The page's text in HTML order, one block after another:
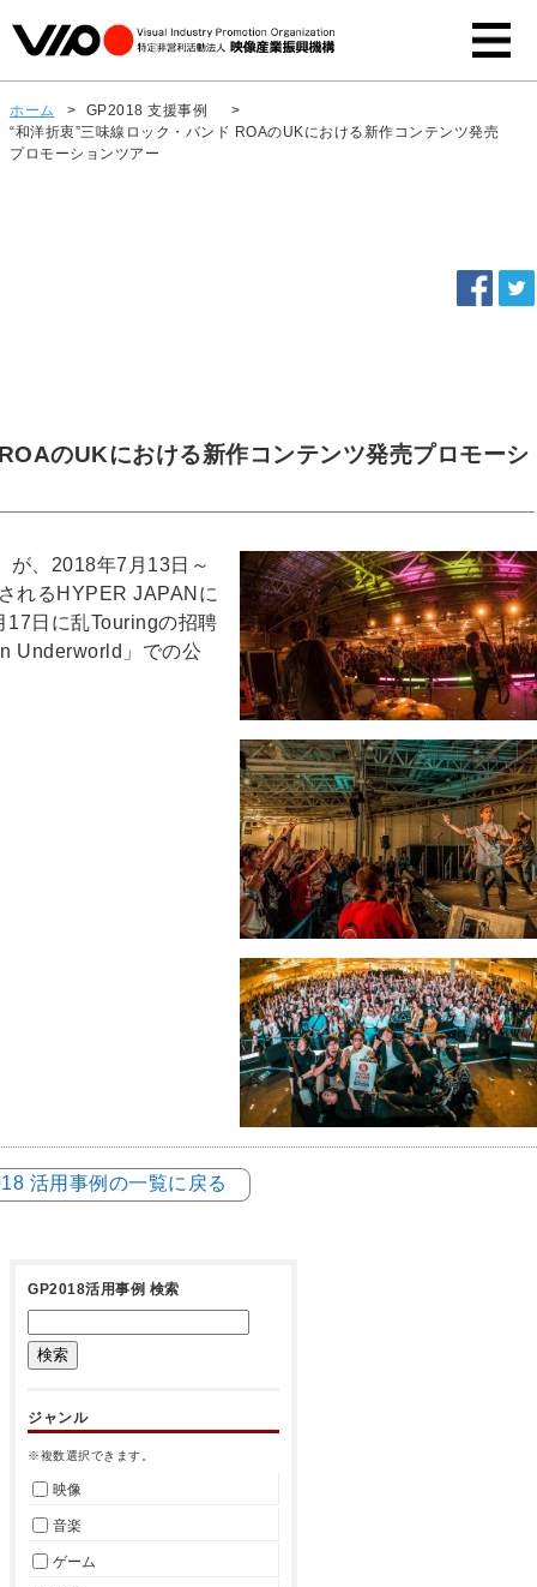
ホーム > GP2018 支援事例
>
“和洋折衷”三味線ロック・バンド ROAのUKにおける新作コンテンツ発売
プロモーションツアー
のUKにおける新作コンテンツ発売プロモーシ
が、2018年7月13日～
れるHYPER JAPANに
17日に乱Touringの招聘
Underworld」での公
活用事例の一覧に戻る
GP2018活用事例 検索
ジャンル
※複数選択できます。
映像
音楽
ゲーム